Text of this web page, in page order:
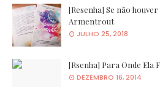
[Resenha] Se não
Armentrout
JULHO 25, 2018
[Rsenha] Para Onde Ela
DEZEMBRO 16, 2014